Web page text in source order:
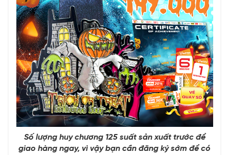
Số lượng huy chương 125 suất sản xuất trước để
giao hàng ngay, vì vậy bạn cần đăng ký sớm để có